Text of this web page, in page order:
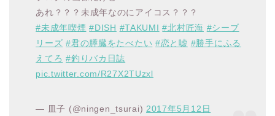
あれ？？？未成年なのにアイコス？？？
#未成年喫煙 #DISH #TAKUMI #北村匠海 #シーブ
リーズ #君の膵臓をたべたい #恋と嘘 #勝手にふる
えてろ #釣りバカ日誌
pic.twitter.com/R27X2TUzxl
— 皿子 (@ningen_tsurai) 2017年5月12日